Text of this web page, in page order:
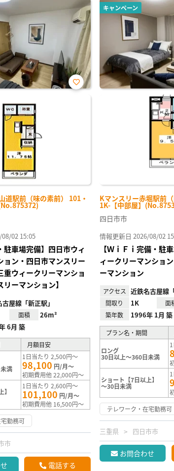
道駅前（味の素前） 101・
お気
02 15:05
駐車場完備】四日市ウィ
ョン・四日市マンスリー
重ウィークリーマンショ
ーマンション】
屋線「新正駅」
面積 26m²
6月 築
月額目安
満
1日当たり 2,500円～
98,100 円/月～
初期費用他 22,000円～
1日当たり 2,600円～
101,100 円/月～
初期費用他 16,500円～
勤務可
市
電話する
キャンペーン
Kマンスリー赤堀駅前
1K-【中部屋】
四日市市
情報更新日 2026/08/02
【ＷｉＦｉ完備・駐
ィークリーマンショ
ーマンション
アクセス 近鉄名古屋線
間取り 1K 面
築年数 1996年 1月 築
プラン名・期間
ロング
30日以上～360日未満
ショート【7日以上】
～30日未満
テレワーク・在宅勤務可
三重県 四日市市
お問合わせ